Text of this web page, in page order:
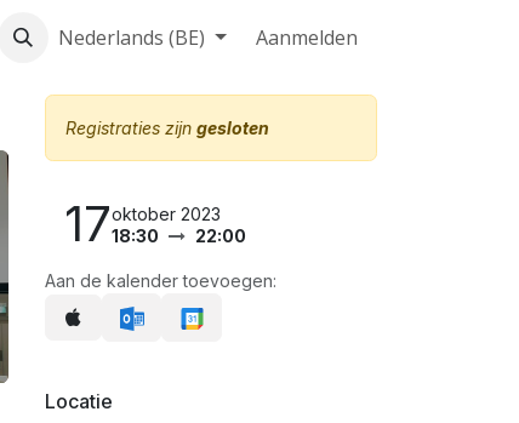
Home
Nederlands (BE) Aanmelden
Registraties zijn gesloten
17oktober 2023
18:30
22:00
Aan de kalender toevoegen:
Locatie